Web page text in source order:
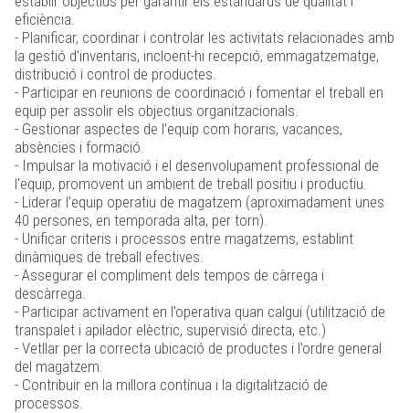
eficiència.
- Planificar, coordinar i controlar les activitats relacionades amb
la gestió d'inventaris, incloent-hi recepció, emmagatzematge,
distribució i control de productes.
- Participar en reunions de coordinació i fomentar el treball en
equip per assolir els objectius organitzacionals.
- Gestionar aspectes de l'equip com horaris, vacances,
absències i formació.
- Impulsar la motivació i el desenvolupament professional de
l'equip, promovent un ambient de treball positiu i productiu.
- Liderar l'equip operatiu de magatzem (aproximadament unes
40 persones, en temporada alta, per torn).
- Unificar criteris i processos entre magatzems, establint
dinàmiques de treball efectives.
- Assegurar el compliment dels tempos de càrrega i
descàrrega.
- Participar activament en l'operativa quan calgui (utilització de
transpalet i apilador elèctric, supervisió directa, etc.)
- Vetllar per la correcta ubicació de productes i l'ordre general
del magatzem.
- Contribuir en la millora contínua i la digitalització de
processos.